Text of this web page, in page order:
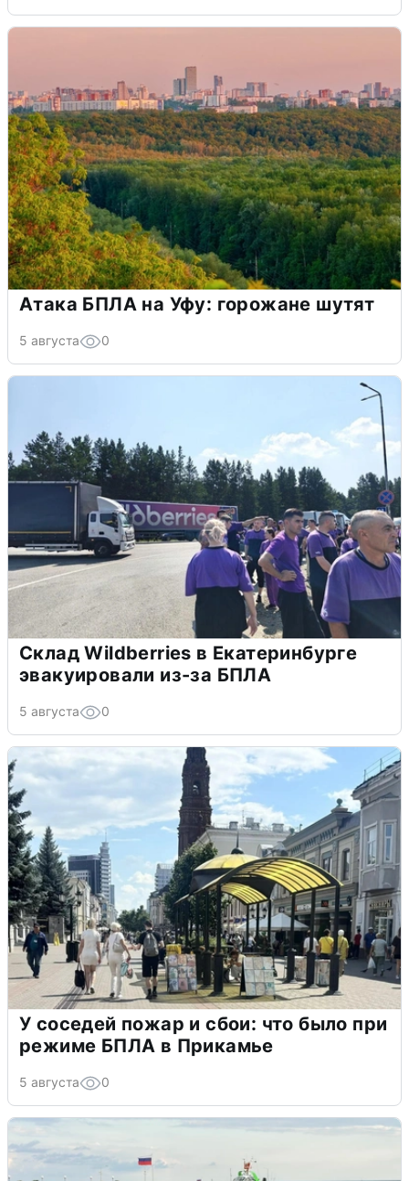
Атака БПЛА на Уфу: горожане шутят
5 августа 0
Склад Wildberries в Екатеринбурге
эвакуировали из-за БПЛА
5 августа 0
У соседей пожар и сбои: что было при
режиме БПЛА в Прикамье
5 августа 0